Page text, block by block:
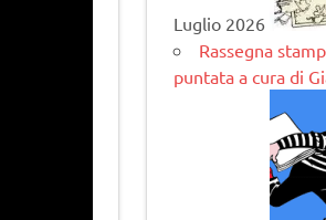
Luglio 2026
Rassegna
puntata a cura di